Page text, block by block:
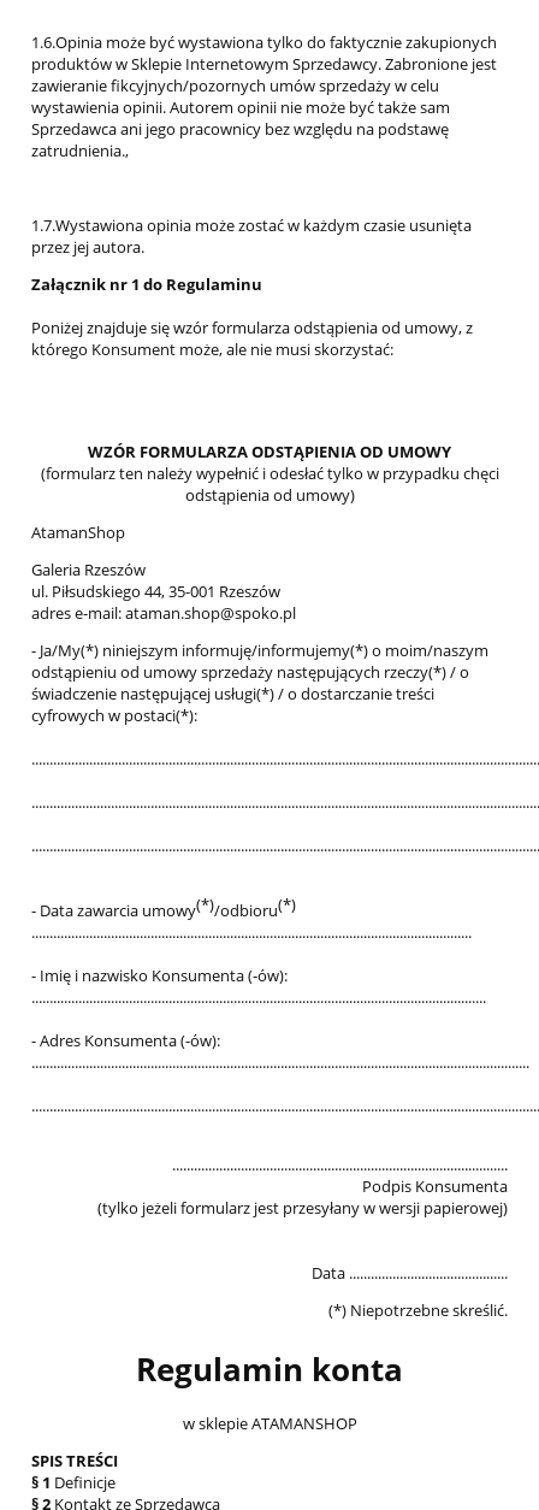
1.6.Opinia może być wystawiona tylko do faktycznie zakupionych
produktów w Sklepie Internetowym Sprzedawcy. Zabronione jest
zawieranie fikcyjnych/pozornych umów sprzedaży w celu
wystawienia opinii. Autorem opinii nie może być także sam
Sprzedawca ani jego pracownicy bez względu na podstawę
zatrudnienia.,
1.7.Wystawiona opinia może zostać w każdym czasie usunięta
przez jej autora.
Załącznik nr 1 do Regulaminu
Poniżej znajduje się wzór formularza odstąpienia od umowy, z
którego Konsument może, ale nie musi skorzystać:
WZÓR FORMULARZA ODSTĄPIENIA OD UMOWY
(formularz ten należy wypełnić i odesłać tylko w przypadku chęci
odstąpienia od umowy)
AtamanShop
Galeria Rzeszów
ul. Piłsudskiego 44, 35-001 Rzeszów
adres e-mail: ataman.shop@spoko.pl
- Ja/My(*) niniejszym informuję/informujemy(*) o moim/naszym
odstąpieniu od umowy sprzedaży następujących rzeczy(*) / o
świadczenie następującej usługi(*) / o dostarczanie treści
cyfrowych w postaci(*):
- Data zawarcia umowy(*)/odbioru(*)
..........................................................................................................................
- Imię i nazwisko Konsumenta (-ów):
..............................................................................................................................
- Adres Konsumenta (-ów):
..........................................................................................................................................
.............................................................................................
Podpis Konsumenta
(tylko jeżeli formularz jest przesyłany w wersji papierowej)
Data ............................................
(*) Niepotrzebne skreślić.
Regulamin konta
w sklepie ATAMANSHOP
SPIS TREŚCI
§ 1 Definicje
§ 2 Kontakt ze Sprzedawcą